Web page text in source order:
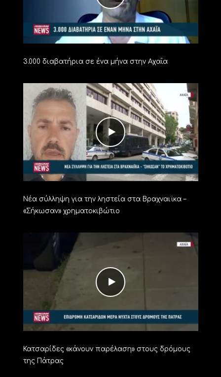
3.000 διαβατήρια σε ένα μήνα στην Αχαΐα
Νέα σύλληψη για την ληστεία στα Βραχναιϊκα –
«Σήκωσαν» χρηματοκιβώτιο
Κατσαρίδες «κάνουν παρέλαση» στους δρόμους
της Πάτρας